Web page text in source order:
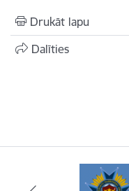
Drukāt lapu
Dalīties